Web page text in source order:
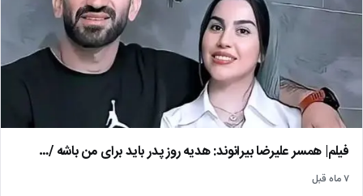
فیلم| همسر علیرضا بیرانوند: هدیه روز پدر باید برای من باشه /…
۷ ماه قبل